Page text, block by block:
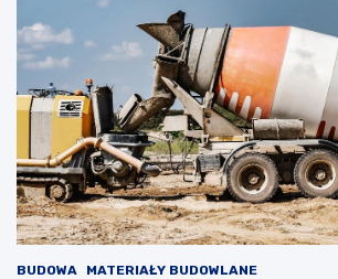
BUDOWA MATERIAŁY BUDOWLANE